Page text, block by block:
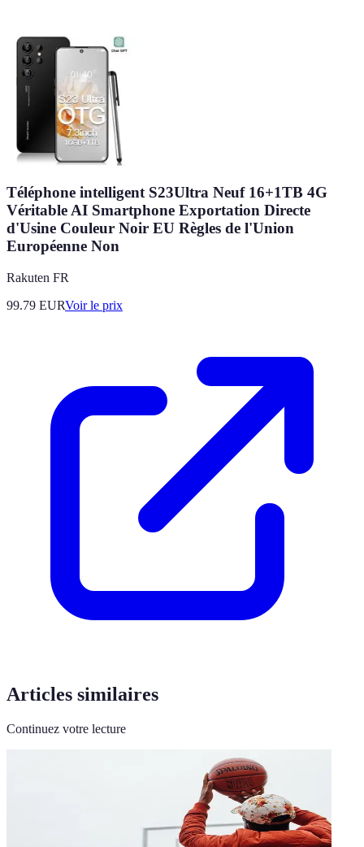
Téléphone intelligent S23Ultra Neuf 16+1TB 4G
Véritable AI Smartphone Exportation Directe
d'Usine Couleur Noir EU Règles de l'Union
Européenne Non
Rakuten FR
99.79 EURVoir le prix
Articles similaires
Continuez votre lecture